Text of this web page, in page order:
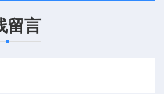
留言